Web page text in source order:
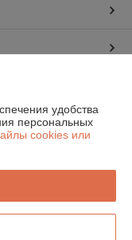
удобства
персональных
cookies или